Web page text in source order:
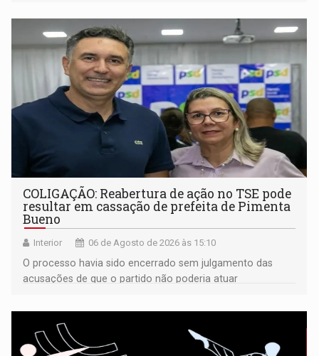
COLIGAÇÃO: Reabertura de ação no TSE pode
resultar em cassação de prefeita de Pimenta
Bueno
Interior 06 de Agosto de 2026 às 15:10
O processo havia sido encerrado sem julgamento das
acusações de que o partido não poderia atuar